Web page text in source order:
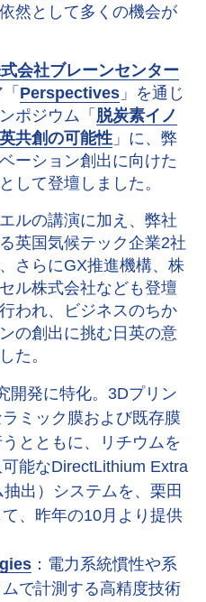
然として多くの機会が
会社ブレーンセンター
Perspectives 」を通じ
ポジウム「 脱炭素イノ
共創の可能性 」 に、弊
ーション創出に向けた
して登壇しました。
ルの講演に加え、弊社
英国気候テック企業2社
さらにGX推進機構、株
ル株式会社なども登壇
われ、ビジネスのちか
の創出に挑む日英の意
た。
開発に特化。3Dプリン
ミック膜および既存膜
とともに、リチウムを
能なDirectLithium Extra
出）システムを、栗田
、昨年の10月より提供
：電力系統慣性や系
で計測する高精度技術